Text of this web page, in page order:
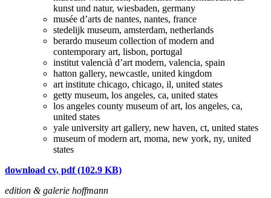
kunst und natur, wiesbaden, germany
musée d’arts de nantes, nantes, france
stedelijk museum, amsterdam, netherlands
berardo museum collection of modern and
contemporary art, lisbon, portugal
institut valencià d’art modern, valencia, spain
hatton gallery, newcastle, united kingdom
art institute chicago, chicago, il, united states
getty museum, los angeles, ca, united states
los angeles county museum of art, los angeles, ca,
united states
yale university art gallery, new haven, ct, united states
museum of modern art, moma, new york, ny, united
states
download cv, pdf (102.9 KB)
edition & galerie hoffmann